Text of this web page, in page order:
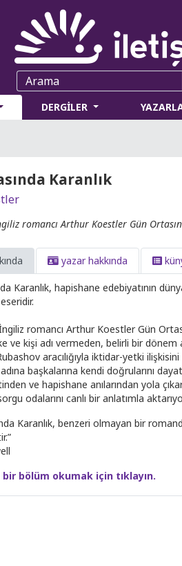
DERGİLER
Karanlık
romancı Arthur Koestler Gün
yazar hakkında
Karanlık, hapishane edebiyatının
romancı Arthur Koestler Gün
ve kişi adı vermeden, belirli bir
aracılığıyla iktidar-yetki
başkalarına kendi doğrularını
ve hapishane anılarından yola
odalarını canlı bir anlatımla
Karanlık, benzeri olmayan bir
bölüm okumak için tıklayın.